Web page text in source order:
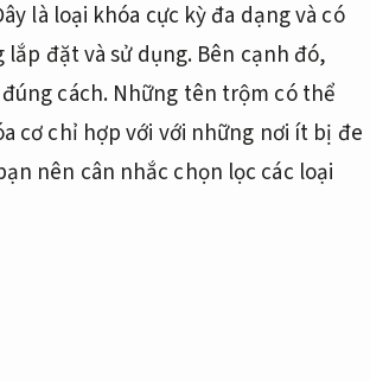
là loại khóa cực kỳ đa dạng và có
đặt và sử dụng. Bên cạnh đó,
cách. Những tên trộm có thể
cơ chỉ hợp với với những nơi ít bị đe
nên cân nhắc chọn lọc các loại